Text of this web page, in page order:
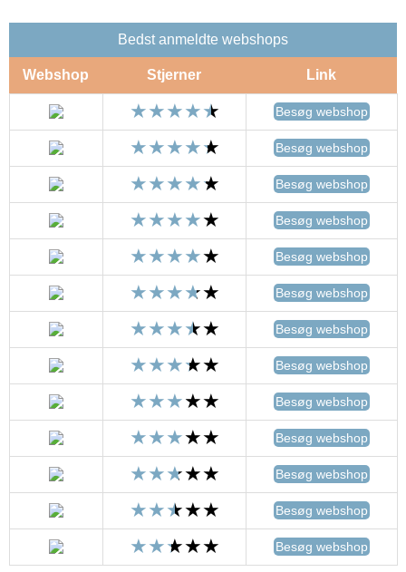
Bedst anmeldte webshops
Webshop Stjerner Link
Besøg webshop
Besøg webshop
Besøg webshop
Besøg webshop
Besøg webshop
Besøg webshop
Besøg webshop
Besøg webshop
Besøg webshop
Besøg webshop
Besøg webshop
Besøg webshop
Besøg webshop